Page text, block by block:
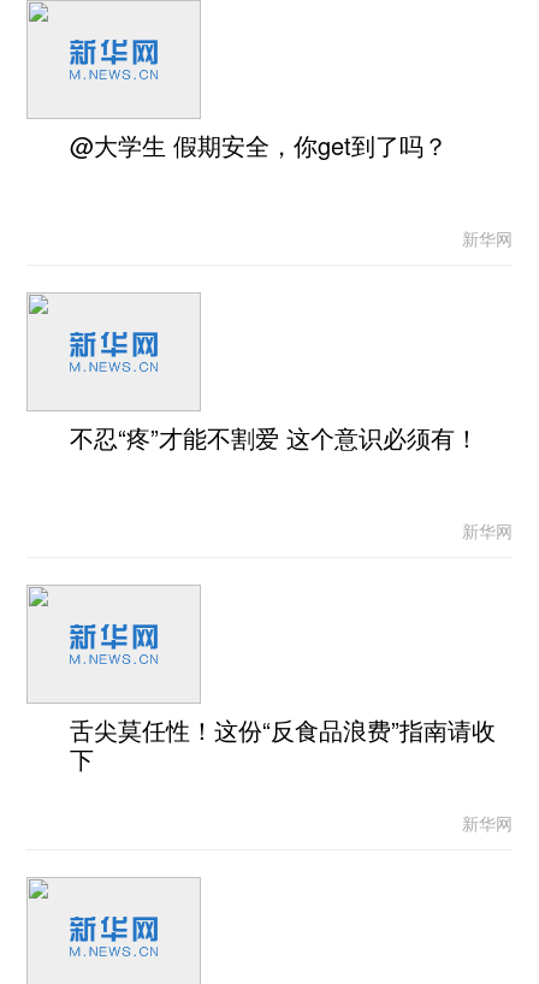
@大学生 假期安全，你get到了吗？
新华网
不忍“疼”才能不割爱 这个意识必须有！
新华网
舌尖莫任性！这份“反食品浪费”指南请收
下
新华网